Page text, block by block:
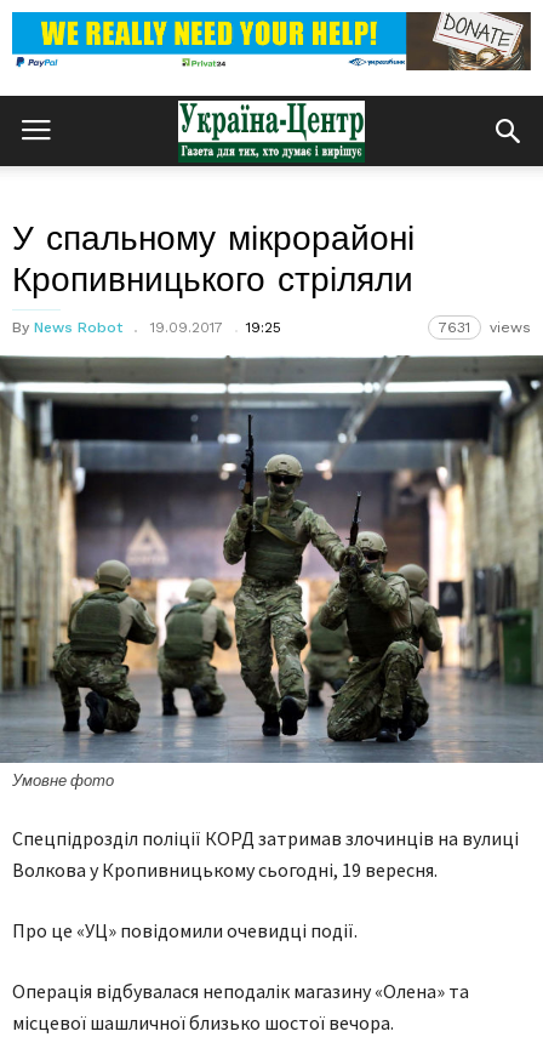
У спальному мікрорайоні
Кропивницького стріляли
By News Robot 19.09.2017 19:25 7631 views
Умовне фото
Спецпідрозділ поліції КОРД затримав злочинців на вулиці
Волкова у Кропивницькому сьогодні, 19 вересня.
Про це «УЦ» повідомили очевидці події.
Операція відбувалася неподалік магазину «Олена» та
місцевої шашличної близько шостої вечора.